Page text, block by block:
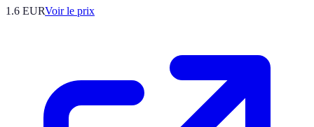
1.6 EURVoir le prix